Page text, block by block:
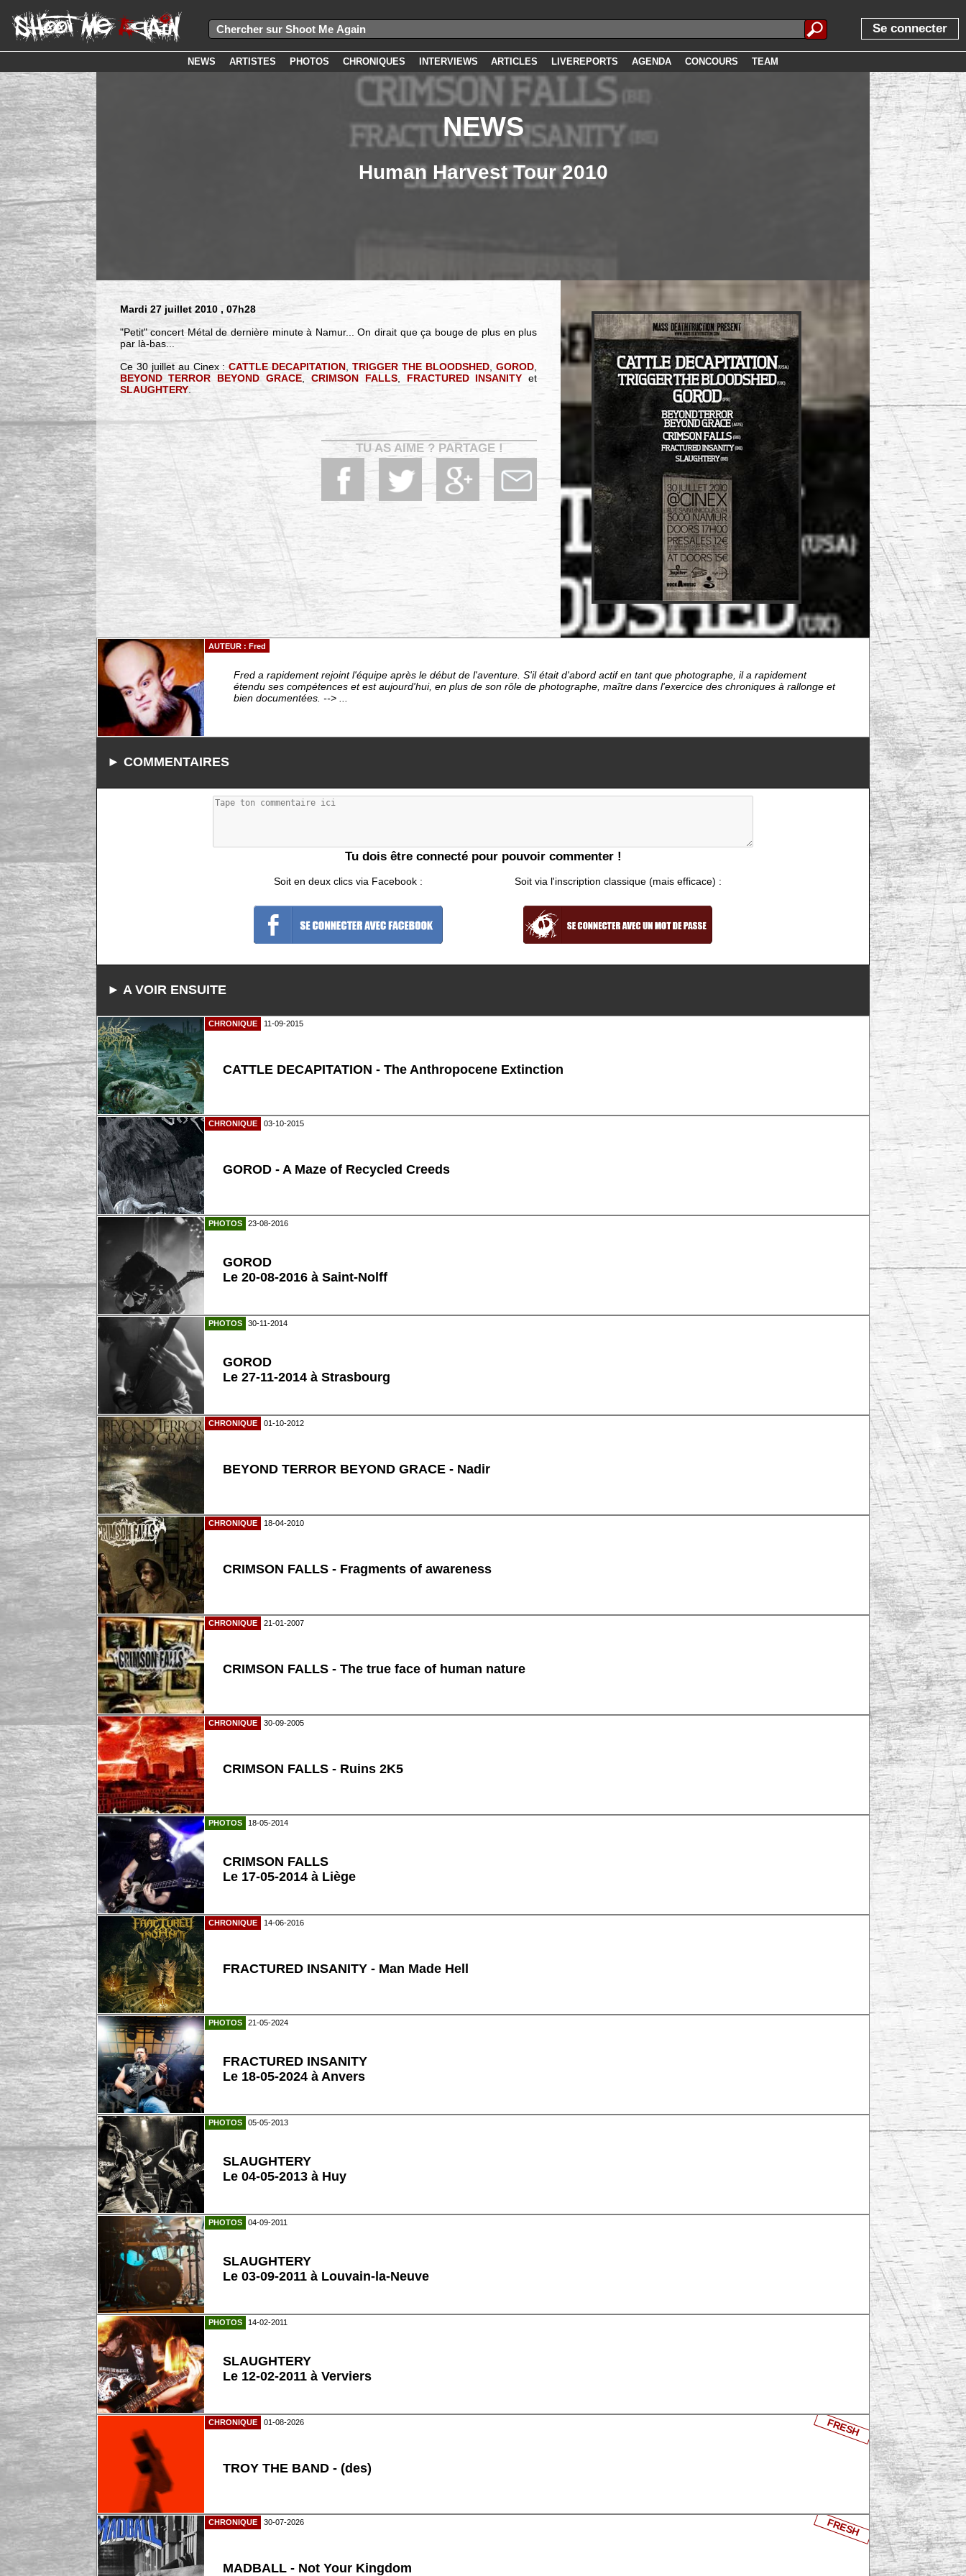
Se connecter
NEWS ARTISTES PHOTOS CHRONIQUES INTERVIEWS ARTICLES LIVEREPORTS AGENDA CONCOURS TEAM
NEWS
Human Harvest Tour 2010
Mardi 27 juillet 2010 , 07h28
"Petit" concert Métal de dernière minute à Namur... On dirait que ça bouge de plus en plus
par là-bas...
Ce 30 juillet au Cinex :CATTLE DECAPITATION,TRIGGER THE BLOODSHED,GOROD,
BEYOND TERROR BEYOND GRACE, CRIMSON FALLS, FRACTURED INSANITY et
SLAUGHTERY.
TU AS AIME ? PARTAGE !
AUTEUR : Fred
Fred a rapidement rejoint l'équipe après le début de l'aventure. S'il était d'abord actif en tant que photographe, il a rapidement
étendu ses compétences et est aujourd'hui, en plus de son rôle de photographe, maître dans l'exercice des chroniques à rallonge et
bien documentées. --> ...
► COMMENTAIRES
Tu dois être connecté pour pouvoir commenter !
Soit en deux clics via Facebook : Soit via l'inscription classique (mais efficace) :
► A VOIR ENSUITE
CHRONIQUE 11-09-2015
CATTLE DECAPITATION - The Anthropocene Extinction
CHRONIQUE 03-10-2015
GOROD - A Maze of Recycled Creeds
PHOTOS 23-08-2016
GOROD
Le 20-08-2016 à Saint-Nolff
PHOTOS 30-11-2014
GOROD
Le 27-11-2014 à Strasbourg
CHRONIQUE 01-10-2012
BEYOND TERROR BEYOND GRACE - Nadir
CHRONIQUE 18-04-2010
CRIMSON FALLS - Fragments of awareness
CHRONIQUE 21-01-2007
CRIMSON FALLS - The true face of human nature
CHRONIQUE 30-09-2005
CRIMSON FALLS - Ruins 2K5
PHOTOS 18-05-2014
CRIMSON FALLS
Le 17-05-2014 à Liège
CHRONIQUE 14-06-2016
FRACTURED INSANITY - Man Made Hell
PHOTOS 21-05-2024
FRACTURED INSANITY
Le 18-05-2024 à Anvers
PHOTOS 05-05-2013
SLAUGHTERY
Le 04-05-2013 à Huy
PHOTOS 04-09-2011
SLAUGHTERY
Le 03-09-2011 à Louvain-la-Neuve
PHOTOS 14-02-2011
SLAUGHTERY
Le 12-02-2011 à Verviers
CHRONIQUE 01-08-2026
TROY THE BAND - (des)
FRESH
CHRONIQUE 30-07-2026
MADBALL - Not Your Kingdom
FRESH